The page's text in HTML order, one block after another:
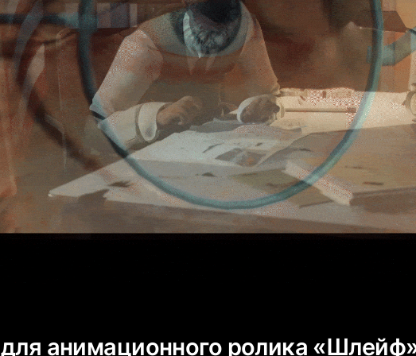
для анимационного ролика